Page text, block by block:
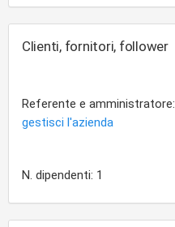
Clienti, fornitori, follower
Referente e amministratore:
gestisci l'azienda
N. dipendenti: 1